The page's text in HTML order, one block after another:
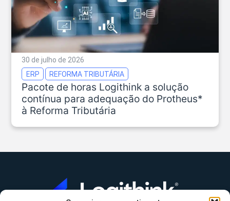
30 de julho de 2026
ERP
REFORMA TRIBUTÁRIA
Pacote de horas Logithink a solução
contínua para adequação do Protheus*
à Reforma Tributária